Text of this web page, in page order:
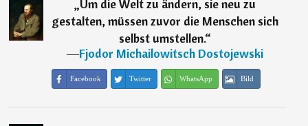
„Um die Welt zu ändern, sie neu zu
gestalten, müssen zuvor die Menschen sich
selbst umstellen.“
―Fjodor Michailowitsch Dostojewski
Facebook Twitter WhatsApp Bild